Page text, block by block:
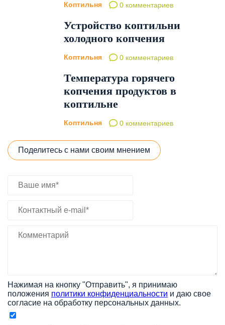
Коптильня 0 комментариев
Устройство коптильни
холодного копчения
Коптильня 0 комментариев
Температура горячего
копчения продуктов в
коптильне
Коптильня 0 комментариев
Поделитесь с нами своим мнением
Нажимая на кнопку "Отправить", я принимаю
положения политики конфиденциальности и даю свое
согласие на обработку персональных данных.